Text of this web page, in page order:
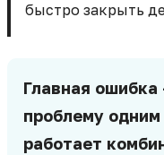
быстро закрыть
Главная
проблему
работает